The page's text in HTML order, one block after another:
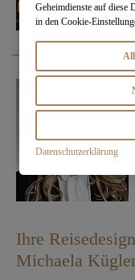
Ihre
Michaela
Geheimdienste auf diese
in den Cookie-
Datenschutzerklärung